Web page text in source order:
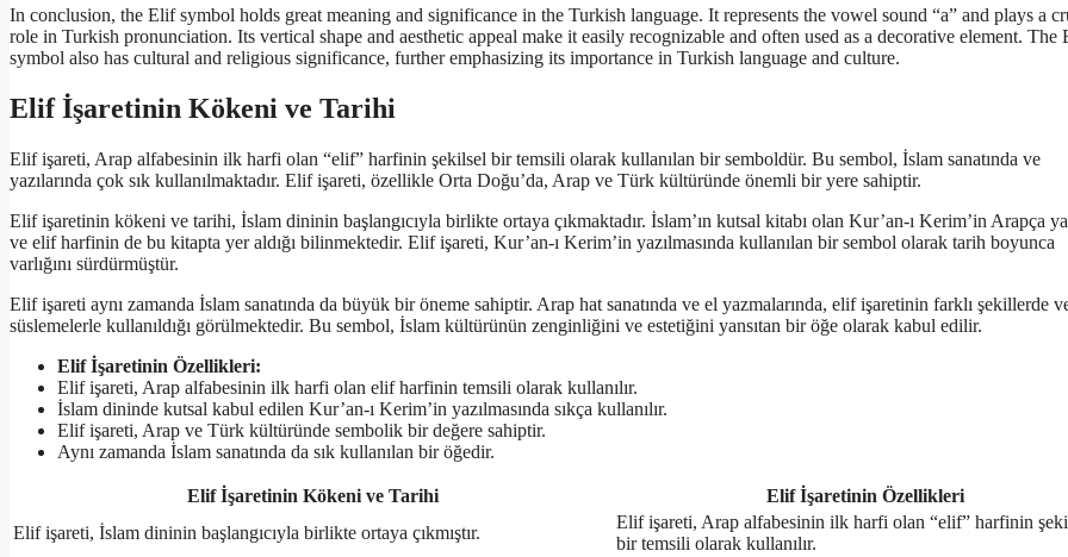
In conclusion, the Elif symbol holds great meaning and significance in the Turkish language. It represents the vowel sound “a” and plays a
role in Turkish pronunciation. Its vertical shape and aesthetic appeal make it easily recognizable and often used as a decorative element. The
symbol also has cultural and religious significance, further emphasizing its importance in Turkish language and culture.
Elif İşaretinin Kökeni ve Tarihi
Elif işareti, Arap alfabesinin ilk harfi olan “elif” harfinin şekilsel bir temsili olarak kullanılan bir semboldür. Bu sembol, İslam sanatında ve
yazılarında çok sık kullanılmaktadır. Elif işareti, özellikle Orta Doğu’da, Arap ve Türk kültüründe önemli bir yere sahiptir.
Elif işaretinin kökeni ve tarihi, İslam dininin başlangıcıyla birlikte ortaya çıkmaktadır. İslam’ın kutsal kitabı olan Kur’an-ı Kerim’in Arapça
ve elif harfinin de bu kitapta yer aldığı bilinmektedir. Elif işareti, Kur’an-ı Kerim’in yazılmasında kullanılan bir sembol olarak tarih boyunca
varlığını sürdürmüştür.
Elif işareti aynı zamanda İslam sanatında da büyük bir öneme sahiptir. Arap hat sanatında ve el yazmalarında, elif işaretinin farklı şekillerde
süslemelerle kullanıldığı görülmektedir. Bu sembol, İslam kültürünün zenginliğini ve estetiğini yansıtan bir öğe olarak kabul edilir.
Elif İşaretinin Özellikleri:
Elif işareti, Arap alfabesinin ilk harfi olan elif harfinin temsili olarak kullanılır.
İslam dininde kutsal kabul edilen Kur’an-ı Kerim’in yazılmasında sıkça kullanılır.
Elif işareti, Arap ve Türk kültüründe sembolik bir değere sahiptir.
Aynı zamanda İslam sanatında da sık kullanılan bir öğedir.
Elif İşaretinin Kökeni ve Tarihi
Elif İşaretinin Özellikleri
Elif işareti, İslam dininin başlangıcıyla birlikte ortaya çıkmıştır.
Elif işareti, Arap alfabesinin ilk harfi olan “elif” harfinin
bir temsili olarak kullanılır.